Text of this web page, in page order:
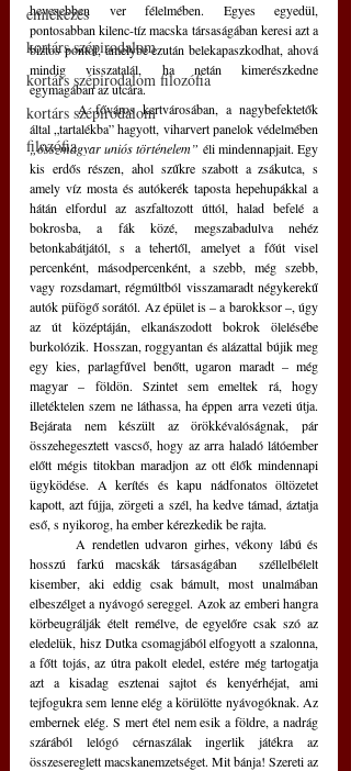
emlékezés
kortárs szépirodalom
kortárs szépirodalom filozófia
kortárs szépirodalom
filozófia
hevesebben ver félelmében. Egyes egyedül,
pontosabban kilenc-tíz macska társaságában keresi azt a
biztos pontot, amelybe ezután belekapaszkodhat, ahová
mindig visszatalál, ha netán kimerészkedne
egymagában az utcára.
	A főváros kertvárosában, a nagybefektetők
„összmagyar uniós történelem” éli mindennapjait. Egy
kis erdős részen, ahol szűkre szabott a zsákutca, s
amely víz mosta és autókerék taposta hepehupákkal a
hátán elfordul az aszfaltozott úttól, halad befelé a
bokrosba, a fák közé, megszabadulva nehéz
betonkabátjától, s a tehertől, amelyet a főút visel
percenként, másodpercenként, a szebb, még szebb,
vagy rozsdamart, régmúltból visszamaradt négykerekű
autók püfögő sorától. Az épület is – a barokksor –, úgy
az út középtáján, elkanászodott bokrok ölelésébe
burkolózik. Hosszan, roggyantan és alázattal bújik meg
egy kies, parlagfűvel benőtt, ugaron maradt – még
magyar – földön. Szintet sem emeltek rá, hogy
illetéktelen szem ne láthassa, ha éppen arra vezeti útja.
Bejárata nem készült az örökkévalóságnak, pár
összehegesztett vascső, hogy az arra haladó látóember
előtt mégis titokban maradjon az ott élők mindennapi
ügyködése. A kerítés és kapu nádfonatos öltözetet
kapott, azt fújja, zörgeti a szél, ha kedve támad, áztatja
eső, s nyikorog, ha ember kérezkedik be rajta.
hosszú farkú macskák társaságában  széllelbélelt
kisember, aki eddig csak bámult, most unalmában
elbeszélget a nyávogó sereggel. Azok az emberi hangra
körbeugrálják ételt remélve, de egyelőre csak szó az
eledelük, hisz Dutka csomagjából elfogyott a szalonna,
a főtt tojás, az útra pakolt eledel, estére még tartogatja
azt a kisadag esztenai sajtot és kenyérhéjat, ami
tejfogukra sem lenne elég a körülötte nyávogóknak. Az
embernek elég. S mert étel nem esik a földre, a nadrág
szárából lelógó cérnaszálak ingerlik játékra az
összesereglett macskanemzetséget. Mit bánja! Szereti az